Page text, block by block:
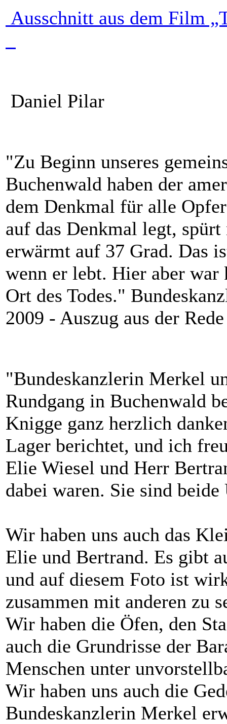
Ausschnitt aus dem Film
Daniel Pilar
"Zu Beginn unseres
Buchenwald haben der
dem Denkmal für alle
auf das Denkmal legt,
erwärmt auf 37 Grad. Das
wenn er lebt. Hier aber
Ort des Todes."
2009 - Auszug aus der Rede
"Bundeskanzlerin Merkel
Rundgang in Buchenwald
Knigge ganz herzlich
Lager berichtet, und ich
Elie Wiesel und Herr
dabei waren. Sie sind beide
Wir haben uns auch das
Elie und Bertrand. Es gibt
und auf diesem Foto ist
zusammen mit anderen zu
Wir haben die Öfen, den
auch die Grundrisse der
Menschen unter
Wir haben uns auch die
Bundeskanzlerin Merkel